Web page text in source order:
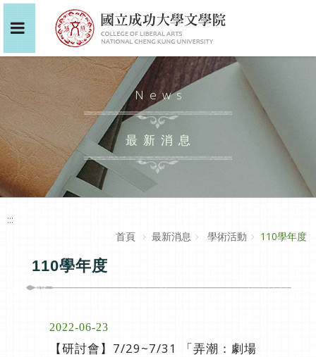
News
最新消息
:::
首頁
最新消息 學術活動 110學年度
110學年度
2022-06-23
【研討會】7/29~7/31 「弄潮：劇場